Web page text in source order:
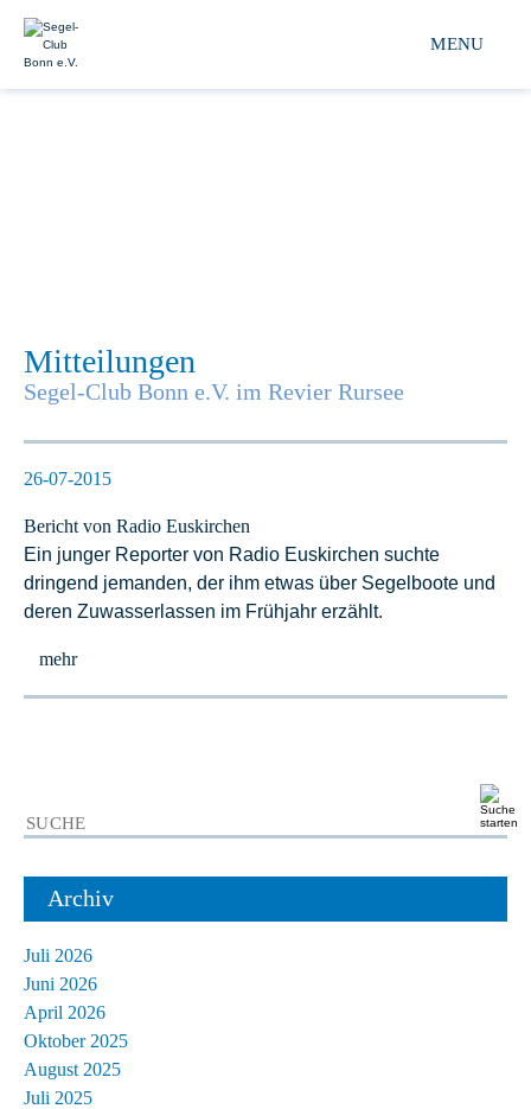
Segel-club Bonn
MENU
Mitteilungen
Segel-Club Bonn e.V. im Revier Rursee
26-07-2015
Bericht von Radio Euskirchen
Ein junger Reporter von Radio Euskirchen suchte
dringend jemanden, der ihm etwas über Segelboote und
deren Zuwasserlassen im Frühjahr erzählt.
mehr
Archiv
Juli 2026
Juni 2026
April 2026
Oktober 2025
August 2025
Juli 2025